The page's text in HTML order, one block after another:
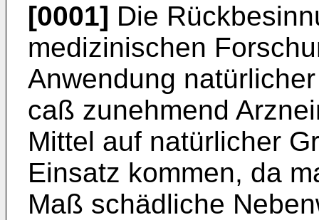
[0001] Die
medizinischen
Anwendung
caß zunehmend
Mittel auf natürlicher
Einsatz kommen, da
Maß schädliche